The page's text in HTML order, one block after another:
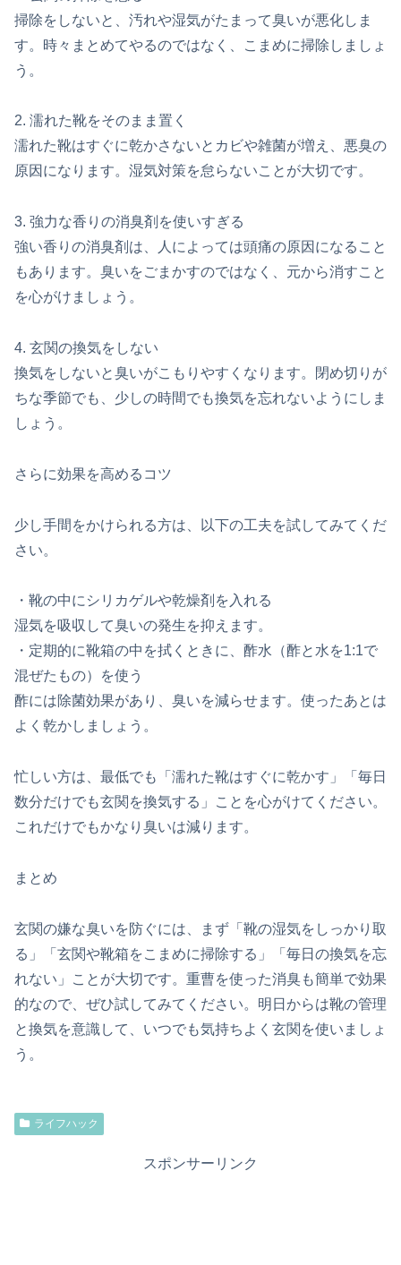
掃除をしないと、汚れや湿気がたまって臭いが悪化しま
す。時々まとめてやるのではなく、こまめに掃除しましょ
う。
2. 濡れた靴をそのまま置く
濡れた靴はすぐに乾かさないとカビや雑菌が増え、悪臭の
原因になります。湿気対策を怠らないことが大切です。
3. 強力な香りの消臭剤を使いすぎる
強い香りの消臭剤は、人によっては頭痛の原因になること
もあります。臭いをごまかすのではなく、元から消すこと
を心がけましょう。
4. 玄関の換気をしない
換気をしないと臭いがこもりやすくなります。閉め切りが
ちな季節でも、少しの時間でも換気を忘れないようにしま
しょう。
さらに効果を高めるコツ
少し手間をかけられる方は、以下の工夫を試してみてくだ
さい。
・靴の中にシリカゲルや乾燥剤を入れる
湿気を吸収して臭いの発生を抑えます。
・定期的に靴箱の中を拭くときに、酢水（酢と水を1:1で
混ぜたもの）を使う
酢には除菌効果があり、臭いを減らせます。使ったあとは
よく乾かしましょう。
忙しい方は、最低でも「濡れた靴はすぐに乾かす」「毎日
数分だけでも玄関を換気する」ことを心がけてください。
これだけでもかなり臭いは減ります。
まとめ
玄関の嫌な臭いを防ぐには、まず「靴の湿気をしっかり取
る」「玄関や靴箱をこまめに掃除する」「毎日の換気を忘
れない」ことが大切です。重曹を使った消臭も簡単で効果
的なので、ぜひ試してみてください。明日からは靴の管理
と換気を意識して、いつでも気持ちよく玄関を使いましょ
う。
ライフハック
スポンサーリンク